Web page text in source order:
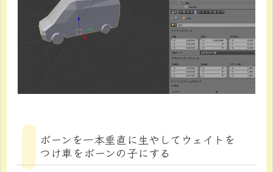
ボーンを一本垂直に生やしてウェイトを
つけ車をボーンの子にする